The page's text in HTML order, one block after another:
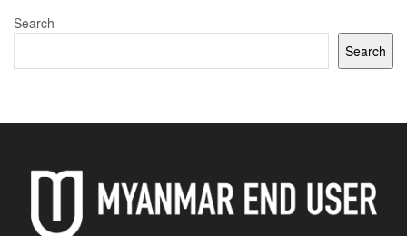
Search
Search